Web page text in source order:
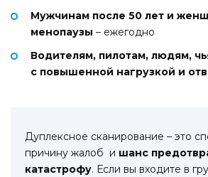
Мужчинам после 50 лет и
менопаузы­ – ежегодно
Водителям, пилотам, людям,
с повышенной нагрузкой и
Дуплексное сканирование – это
причину жалоб и шанс
катастрофу. Если вы входите в